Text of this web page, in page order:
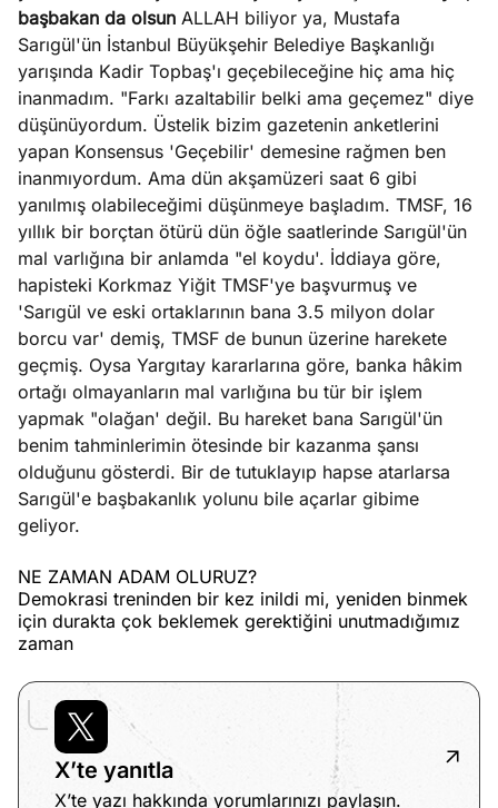
başbakan da olsun ALLAH biliyor ya, Mustafa
Sarıgül'ün İstanbul Büyükşehir Belediye Başkanlığı
yarışında Kadir Topbaş'ı geçebileceğine hiç ama hiç
inanmadım. "Farkı azaltabilir belki ama geçemez" diye
düşünüyordum. Üstelik bizim gazetenin anketlerini
yapan Konsensus 'Geçebilir' demesine rağmen ben
inanmıyordum. Ama dün akşamüzeri saat 6 gibi
yanılmış olabileceğimi düşünmeye başladım. TMSF, 16
yıllık bir borçtan ötürü dün öğle saatlerinde Sarıgül'ün
mal varlığına bir anlamda "el koydu'. İddiaya göre,
hapisteki Korkmaz Yiğit TMSF'ye başvurmuş ve
'Sarıgül ve eski ortaklarının bana 3.5 milyon dolar
borcu var' demiş, TMSF de bunun üzerine harekete
geçmiş. Oysa Yargıtay kararlarına göre, banka hâkim
ortağı olmayanların mal varlığına bu tür bir işlem
yapmak "olağan' değil. Bu hareket bana Sarıgül'ün
benim tahminlerimin ötesinde bir kazanma şansı
olduğunu gösterdi. Bir de tutuklayıp hapse atarlarsa
Sarıgül'e başbakanlık yolunu bile açarlar gibime
geliyor.
NE ZAMAN ADAM OLURUZ?
Demokrasi treninden bir kez inildi mi, yeniden binmek
için durakta çok beklemek gerektiğini unutmadığımız
zaman
X’te yanıtla
X’te yazı hakkında yorumlarınızı paylaşın.